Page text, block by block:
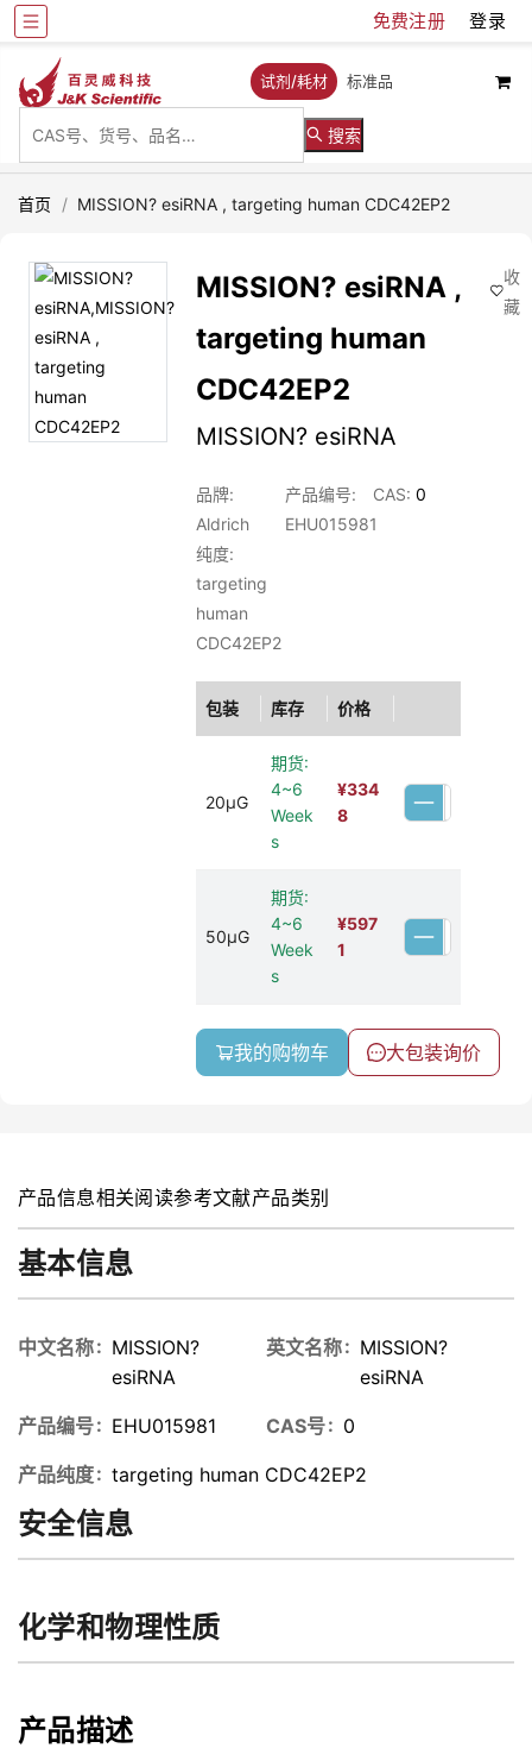
免费注册 登录
试剂/耗材 标准品
搜索
首页 / MISSION? esiRNA , targeting human CDC42EP2
MISSION? esiRNA ,
targeting human
CDC42EP2
MISSION? esiRNA
品牌:
Aldrich
产品编号:
EHU015981
CAS: 0
纯度:
targeting
human
CDC42EP2
包装 库存 价格
20μG
期货:
4~6
Week
s
¥334
8
50μG
期货:
4~6
Week
s
¥597
1
我的购物车 大包装询价
收
藏
产品信息相关阅读参考文献产品类别
基本信息
中文名称
MISSION?
esiRNA
英文名称
MISSION?
esiRNA
产品编号 EHU015981 CAS号 0
产品纯度 targeting human CDC42EP2
安全信息
化学和物理性质
产品描述